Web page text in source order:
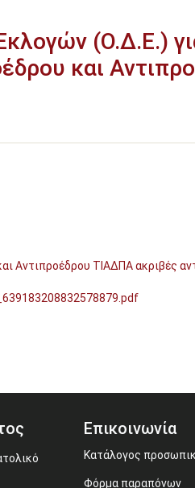
(Ο.Δ.Ε.)
και
Αντιπροέδρου ΤΙΑΔΠΑ ακριβές
Επικοινωνία
Κατάλογος
Φόρμα παραπόνων